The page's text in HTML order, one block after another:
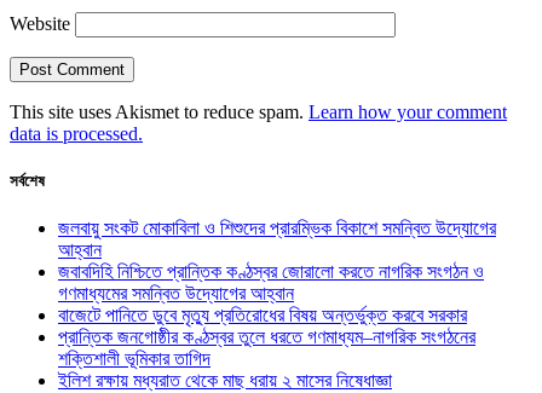
Website
This site uses Akismet to reduce spam. Learn how your comment
data is processed.
সর্বশেষ
জলবায়ু সংকট মোকাবিলা ও শিশুদের প্রারম্ভিক বিকাশে সমন্বিত উদ্যোগের
আহ্বান
জবাবদিহি নিশ্চিতে প্রান্তিক কণ্ঠস্বর জোরালো করতে নাগরিক সংগঠন ও
গণমাধ্যমের সমন্বিত উদ্যোগের আহ্বান
বাজেটে পানিতে ডুবে মৃত্যু প্রতিরোধের বিষয় অন্তর্ভুক্ত করবে সরকার
প্রান্তিক জনগোষ্ঠীর কণ্ঠস্বর তুলে ধরতে গণমাধ্যম–নাগরিক সংগঠনের
শক্তিশালী ভূমিকার তাগিদ
ইলিশ রক্ষায় মধ্যরাত থেকে মাছ ধরায় ২ মাসের নিষেধাজ্ঞা